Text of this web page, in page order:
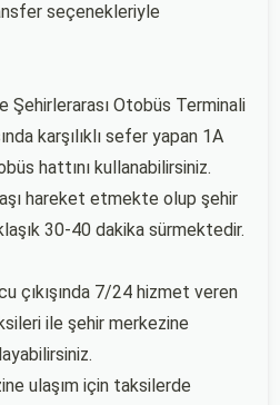
seçenekleriyle
Şehirlerarası Otobüs Terminali
karşılıklı sefer yapan 1A
hattını kullanabilirsiniz.
hareket etmekte olup şehir
30-40 dakika sürmektedir.
çıkışında 7/24 hizmet veren
ile şehir merkezine
ulaşım için taksilerde